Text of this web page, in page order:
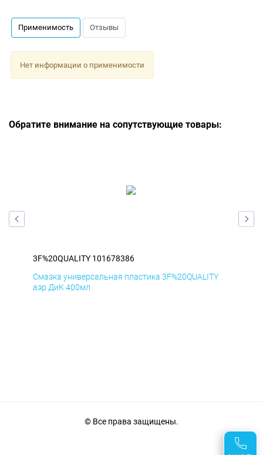
Применимость Отзывы
Нет информации о применимости
Обратите внимание на сопутствующие товары:
3F%20QUALITY 101678386
Смазка универсальная пластика 3F%20QUALITY
аэр ДиК 400мл
© Все права защищены.